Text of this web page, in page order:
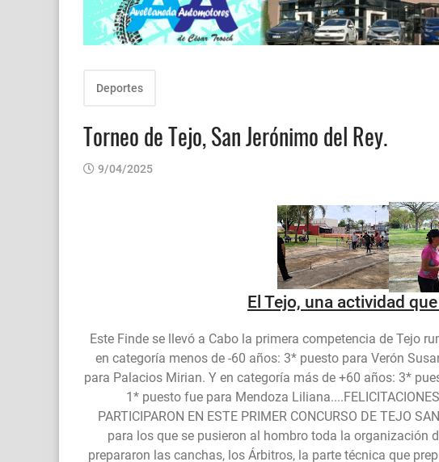
Deportes
Torneo de Tejo, San Jerónimo del Rey.
9/04/2025
El Tejo, una actividad
Este Finde se llevó a Cabo la primera competencia de Tejo
en categoría menos de -60 años: 3* puesto para Verón
para Palacios Mirian. Y en categoría más de +60 años: 3*
1* puesto fue para Mendoza
PARTICIPARON EN ESTE PRIMER CONCURSO DE TEJO
para los que se pusieron al hombro toda la organización
prepararon las canchas, los Árbitros, la parte técnica que